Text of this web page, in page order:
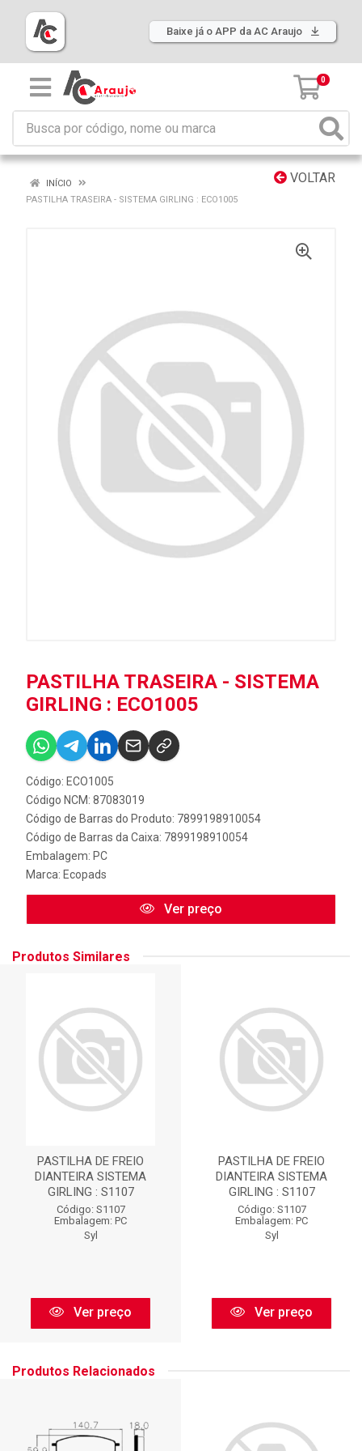
Baixe já o APP da AC Araujo
0
VOLTAR
INÍCIO
PASTILHA TRASEIRA - SISTEMA GIRLING : ECO1005
PASTILHA TRASEIRA - SISTEMA
GIRLING : ECO1005
Código: ECO1005
Código NCM: 87083019
Código de Barras do Produto: 7899198910054
Código de Barras da Caixa: 7899198910054
Embalagem: PC
Marca: Ecopads
Ver preço
Produtos Similares
PASTILHA DE FREIO
DIANTEIRA SISTEMA
GIRLING : S1107
Código: S1107
Embalagem: PC
Syl
Ver preço
PASTILHA DE FREIO
DIANTEIRA SISTEMA
GIRLING : S1107
Código: S1107
Embalagem: PC
Syl
Ver preço
Produtos Relacionados